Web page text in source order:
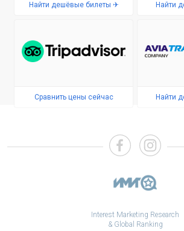
Найти дешёвые билеты ✈ Найти
Сравнить цены сейчас Найти
Interest Marketing Research
& Global Ranking